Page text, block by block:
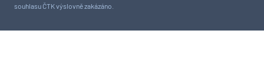
souhlasu ČTK výslovně zakázáno.